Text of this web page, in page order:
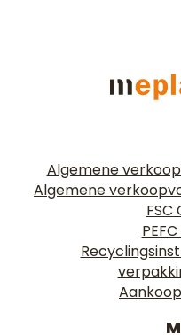
Algemene
Algemene